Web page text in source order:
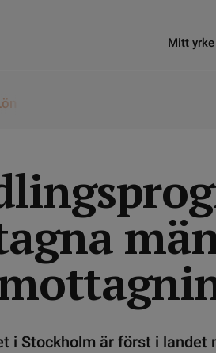
Mitt yrke
i Stockholm är först i